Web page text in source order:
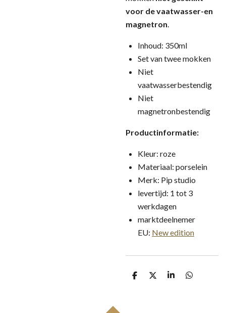
voor de vaatwasser-en
magnetron.
Inhoud: 350ml
Set van twee mokken
Niet
vaatwasserbestendig
Niet
magnetronbestendig
Productinformatie:
Kleur: roze
Materiaal: porselein
Merk: Pip studio
levertijd: 1 tot 3
werkdagen
marktdeelnemer
EU: New edition
D
D
S
D